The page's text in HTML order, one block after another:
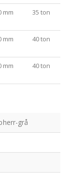
mm 35 ton
mm 40 ton
mm 40 ton
grå